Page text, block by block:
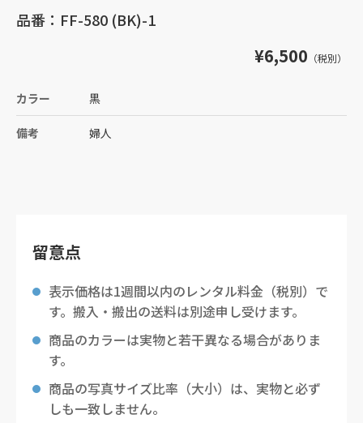
品番：FF-580 (BK)-1
¥6,500 （税別）
カラー 黒
備考 婦人
留意点
表示価格は1週間以内のレンタル料金（税別）で
す。搬入・搬出の送料は別途申し受けます。
商品のカラーは実物と若干異なる場合がありま
す。
商品の写真サイズ比率（大小）は、実物と必ず
しも一致しません。